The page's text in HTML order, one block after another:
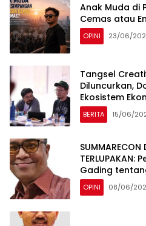
Anak Muda di
Cemas atau
OPINI 23/06/
Tangsel
Diluncurkan,
Ekosistem
Selatan
BERITA 15/06/
Gading
Berakar
OPINI 08/06/